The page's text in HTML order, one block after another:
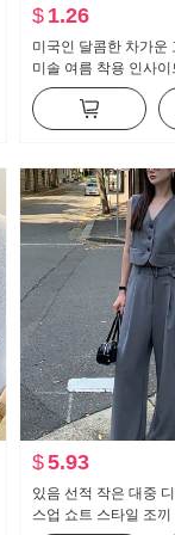
$ 1.26
미국인 달콤한 차가운
미솔 여름 착용 인사
지를 입는 셔츠 뜨거
브 톱 맨위
$5.93
있음 선적 작은 대중
스업 쇼트 스타일 조